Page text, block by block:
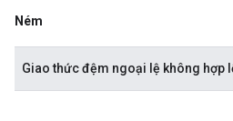
Ném
Giao thức đệm ngoại lệ không hợp